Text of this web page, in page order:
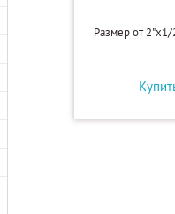
Размер от